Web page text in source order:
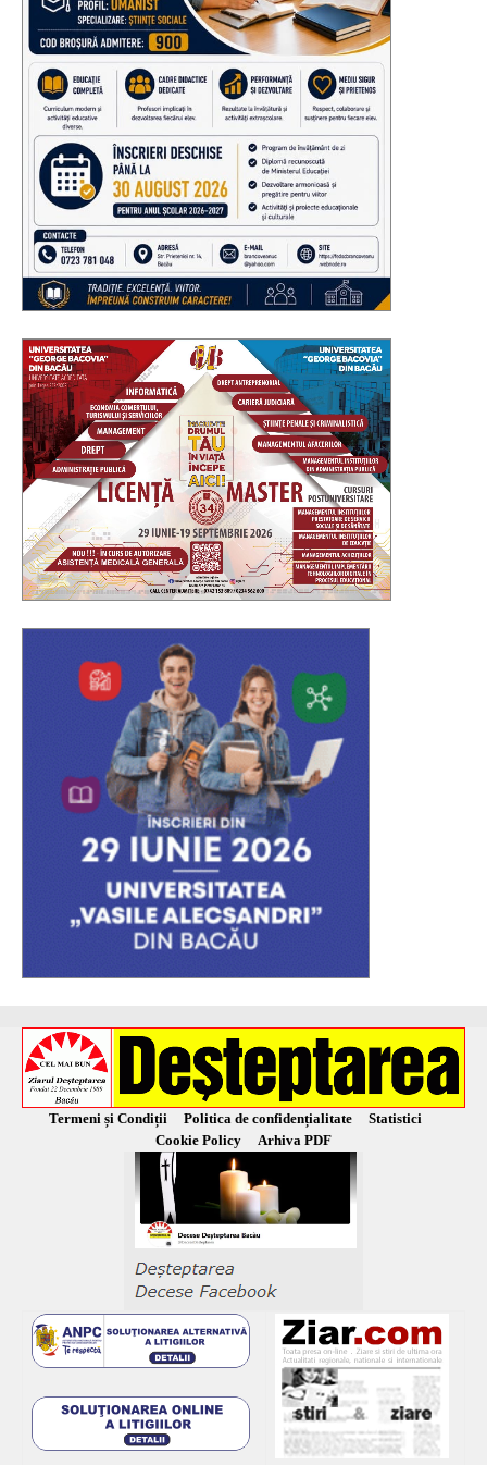
Termeni și Condiții Politica de confidențialitate
Statistici
Cookie Policy
Arhiva PDF